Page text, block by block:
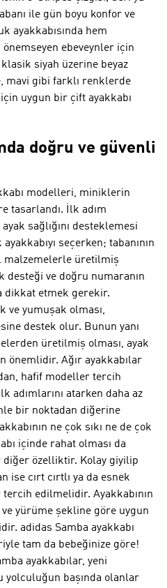
ile gün boyu konfor ve
ayakkabısında hem
ebeveynler için
siyah üzerine beyaz
mavi gibi farklı renklerde
uygun bir çift ayakkabı
doğru ve güvenli
modelleri, miniklerin
tasarlandı. İlk adım
sağlığını desteklemesi
seçerken; tabanının
malzemelerle üretilmiş
desteği ve doğru numaranın
dikkat etmek gerekir.
ve yumuşak olması,
destek olur. Bunun yanı
üretilmiş olması, ayak
önemlidir. Ağır ayakkabılar
hafif modeller tercih
adımlarını atarken daha az
bir noktadan diğerine
ne çok sıkı ne de çok
içinde rahat olması da
özelliktir. Kolay giyilip
ise cırt cırtlı ya da esnek
edilmelidir. Ayakkabının
ve yürüme şekline göre uygun
adidas Samba ayakkabı
tam da bebeğinize göre!
ayakkabılar, yeni
yolculuğun başında olanlar